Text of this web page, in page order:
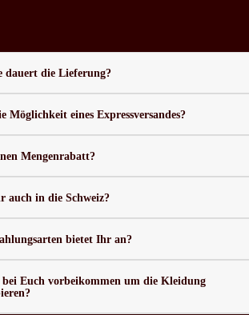
dauert die Lieferung?
Möglichkeit eines Expressversandes?
Mengenrabatt?
auch in die Schweiz?
bietet Ihr an?
Euch vorbeikommen um die Kleidung